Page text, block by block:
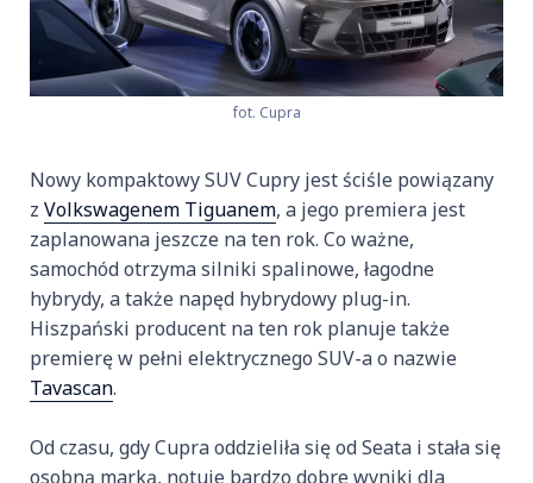
fot. Cupra
Nowy kompaktowy SUV Cupry jest ściśle powiązany
z Volkswagenem Tiguanem, a jego premiera jest
zaplanowana jeszcze na ten rok. Co ważne,
samochód otrzyma silniki spalinowe, łagodne
hybrydy, a także napęd hybrydowy plug-in.
Hiszpański producent na ten rok planuje także
premierę w pełni elektrycznego SUV-a o nazwie
Tavascan.
Od czasu, gdy Cupra oddzieliła się od Seata i stała się
osobną marką, notuje bardzo dobre wyniki dla